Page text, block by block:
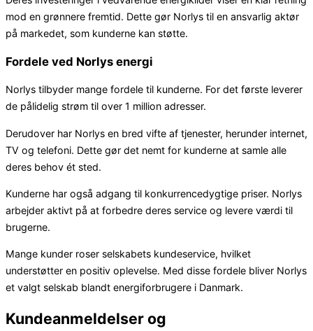
mod en grønnere fremtid. Dette gør Norlys til en ansvarlig aktør
på markedet, som kunderne kan støtte.
Fordele ved Norlys energi
Norlys tilbyder mange fordele til kunderne. For det første leverer
de pålidelig strøm til over 1 million adresser.
Derudover har Norlys en bred vifte af tjenester, herunder internet,
TV og telefoni. Dette gør det nemt for kunderne at samle alle
deres behov ét sted.
Kunderne har også adgang til konkurrencedygtige priser. Norlys
arbejder aktivt på at forbedre deres service og levere værdi til
brugerne.
Mange kunder roser selskabets kundeservice, hvilket
understøtter en positiv oplevelse. Med disse fordele bliver Norlys
et valgt selskab blandt energiforbrugere i Danmark.
Kundeanmeldelser og